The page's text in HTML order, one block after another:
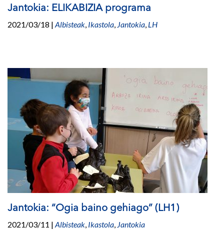
Jantokia: ELIKABIZIA programa
2021/03/18 | Albisteak, Ikastola, Jantokia, LH
Jantokia: “Ogia baino gehiago” (LH1)
2021/03/11 | Albisteak, Ikastola, Jantokia